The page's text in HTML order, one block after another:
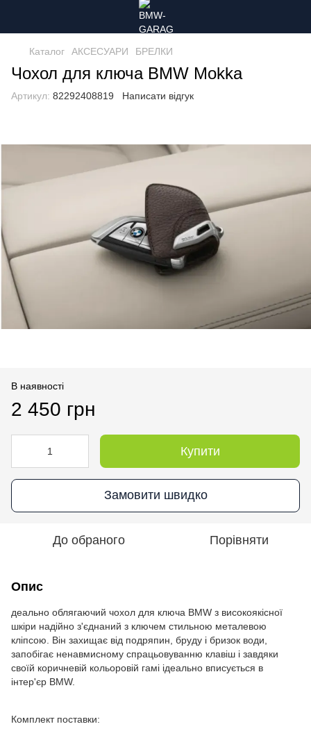
Каталог АКСЕСУАРИ БРЕЛКИ
Чохол для ключа BMW Mokka
Артикул: 82292408819 Написати відгук
В наявності
2 450 грн
Купити
Замовити швидко
До обраного Порівняти
Опис
деально облягаючий чохол для ключа BMW з високоякісної
шкіри надійно з'єднаний з ключем стильною металевою
кліпсою. Він захищає від подряпин, бруду і бризок води,
запобігає ненавмисному спрацьовуванню клавіш і завдяки
своїй коричневій кольоровій гамі ідеально вписується в
інтер'єр BMW.
Комплект поставки: